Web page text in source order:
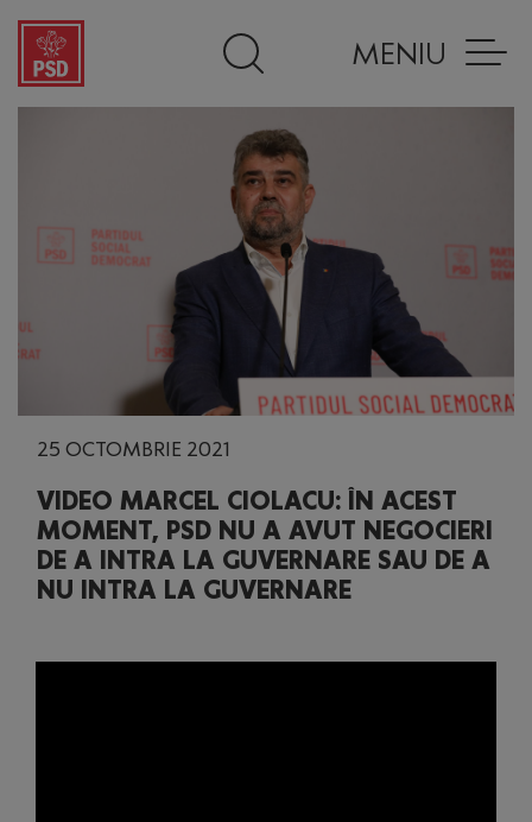
MENIU
25 OCTOMBRIE 2021
VIDEO MARCEL CIOLACU: ÎN ACEST
MOMENT, PSD NU A AVUT NEGOCIERI
DE A INTRA LA GUVERNARE SAU DE A
NU INTRA LA GUVERNARE